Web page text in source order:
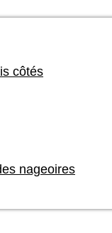
côtés
nageoires